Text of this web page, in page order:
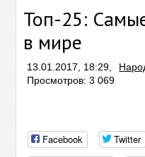
Топ-25:
в мире
13.01.2017, 18:29,
Просмотров: 3 069
Facebook Twitter